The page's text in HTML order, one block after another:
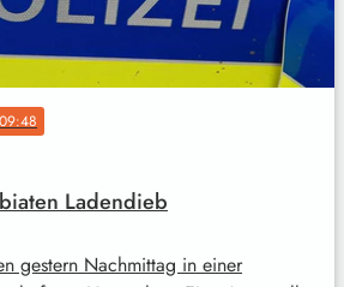
Ladendieb
gestern Nachmittag in einer